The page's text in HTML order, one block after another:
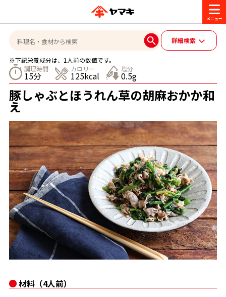
商品情報
ブランド一覧
ヤマキ『めんつゆ』 ヤマキ 割烹白だし
レシピ
おいしいレシピを探す
おいしいレシピトップ
主食レシピ
主菜レシピ
汁物レシピ
かつお節・だしを楽しむ
かつお節・だしを知る
だしの取り方
かつお節の削り方
かつお節・だしをもっと知る
CM・キャンペーン
CM
キャンペーン一覧
企業・採用情報
企業情報
- 百年対話
- ヤマキ かつお節プラス®
採用情報
お問い合わせ
ヤマキお客様相談室
オンラインショップ
コミュニティサイト
Global
詳細検索
※下記栄養成分は、1人前の数値です。
調理時間
15分
カロリー
125kcal
塩分
0.5g
豚しゃぶとほうれん草の胡麻おかか和
え
材料（4人前）